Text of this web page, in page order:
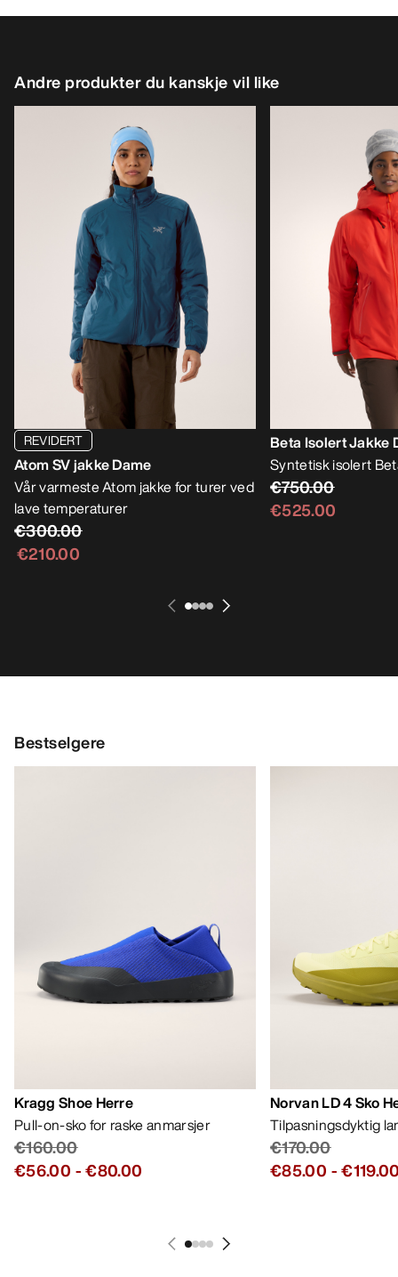
Andre produkter du kanskje vil like
REVIDERT
Atom SV jakke Dame
Vår varmeste Atom jakke for turer ved
lave temperaturer
€300.00
€210.00
Beta Isolert Jakke
Syntetisk isolert
€750.00
€525.00
Bestselgere
Kragg Shoe Herre
Pull-on-sko for raske anmarsjer
€160.00
€56.00 -€80.00
Norvan LD 4 Sko
Tilpasningsdyktig
€170.00
€85.00 -